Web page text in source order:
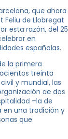
que ahora
Feliu de Llobregat
esta razón, del 25
en
españolas.
la primera
treinta
y mundial, las
de dos
–la de
en una tradición y
que